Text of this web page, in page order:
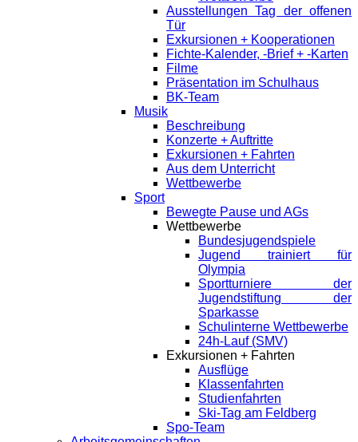
Ausstellungen Tag der offenen
Tür
Exkursionen + Kooperationen
Fichte-Kalender, -Brief + -Karten
Filme
Präsentation im Schulhaus
BK-Team
Musik
Beschreibung
Konzerte + Auftritte
Exkursionen + Fahrten
Aus dem Unterricht
Wettbewerbe
Sport
Bewegte Pause und AGs
Wettbewerbe
Bundesjugendspiele
Jugend trainiert für
Olympia
Sportturniere der
Jugendstiftung der
Sparkasse
Schulinterne Wettbewerbe
24h-Lauf (SMV)
Exkursionen + Fahrten
Ausflüge
Klassenfahrten
Studienfahrten
Ski-Tag am Feldberg
Spo-Team